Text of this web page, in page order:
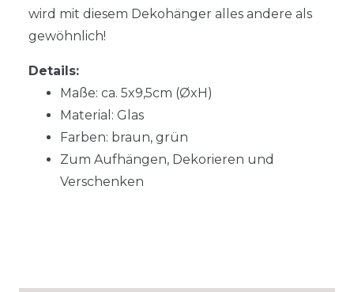
wird mit diesem Dekohänger alles andere als
gewöhnlich!
Details:
Maße: ca. 5x9,5cm (ØxH)
Material: Glas
Farben: braun, grün
Zum Aufhängen, Dekorieren und
Verschenken